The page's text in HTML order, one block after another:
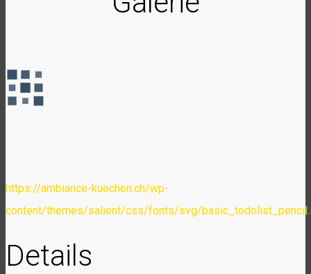
https://ambiance-kuechen.ch/wp-
content/themes/salient/css/fonts/svg/
Details